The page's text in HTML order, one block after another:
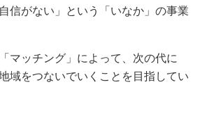
信がない」という「いなか」の事業
マッチング」によって、次の代に
域をつないでいくことを目指してい